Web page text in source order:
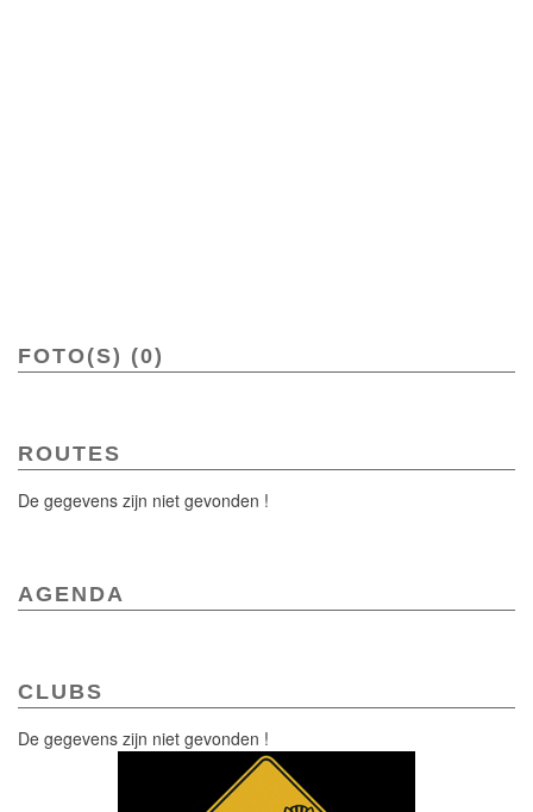
FOTO(S) (0)
ROUTES
De gegevens zijn niet gevonden !
AGENDA
CLUBS
De gegevens zijn niet gevonden !